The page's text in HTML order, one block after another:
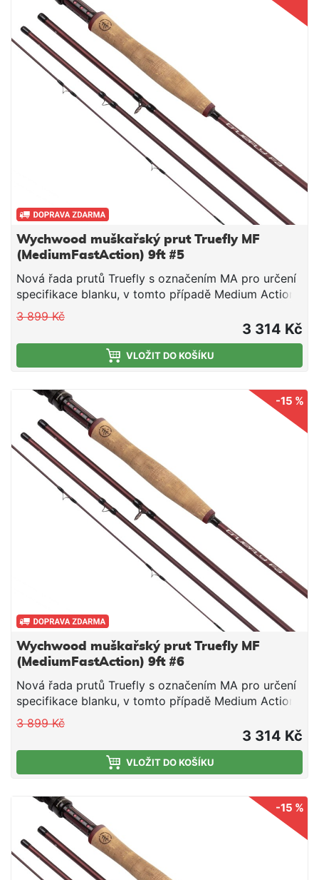
Wychwood muškařský prut Truefly MF
(MediumFastAction) 9ft #5
Nová řada prutů Truefly s označením MA pro určení
specifikace blanku, v tomto případě Medium Action,
tedy střední akce. Krásný design s maximálním
výkonem.
3 899 Kč
3 314 Kč
VLOŽIT DO KOŠÍKU
-15 %
Wychwood muškařský prut Truefly MF
(MediumFastAction) 9ft #6
Nová řada prutů Truefly s označením MA pro určení
specifikace blanku, v tomto případě Medium Action,
tedy střední akce. Krásný design s maximálním
výkonem.
3 899 Kč
3 314 Kč
VLOŽIT DO KOŠÍKU
-15 %